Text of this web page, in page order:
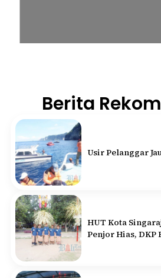
Berita
Usir Pelanggar
HUT Kota
Penjor Hias, DKP